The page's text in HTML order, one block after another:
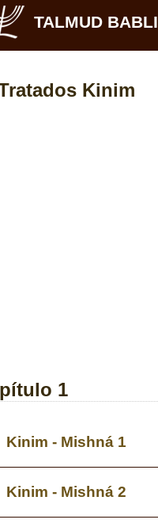
TALMUD BABLI
Kinim
1
Kinim - Mishná 1
Kinim - Mishná 2